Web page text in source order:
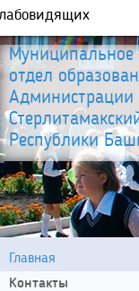
Муниципальное
отдел
Администрации
Республики
Главная
Контакты